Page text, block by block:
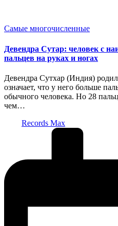
Опубликовано
Самые многочисленные
Девендра Сутар: человек с
пальцев на руках и ногах
Девендра Сутхар (Индия)
означает, что у него больше
обычного человека. Но 28
чем…
Records Max